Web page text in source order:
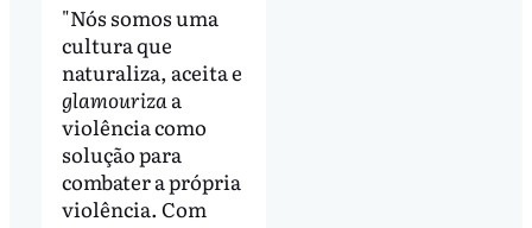
"Nós somos uma
cultura que
naturaliza, aceita e
glamouriza a
violência como
solução para
combater a própria
violência. Com